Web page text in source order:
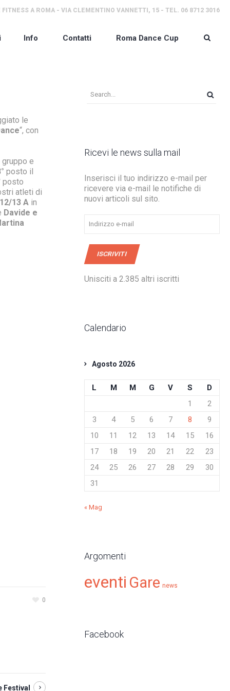
FITNESS A ROMA - VIA CLEMENTINO VANNETTI, 15 - TEL. 06 8712 3016
Info Contatti Roma Dance Cup
le
“, con
e
posto il
posto
atleti di
13 A in
Davide e
0
Festival
Ricevi le news sulla mail
Inserisci il tuo indirizzo e-mail per
ricevere via e-mail le notifiche di
nuovi articoli sul sito.
Indirizzo
e-
ISCRIVITI
Unisciti a 2.385 altri iscritti
Calendario
Agosto 2026
L M M G V S
D
1
2
3
4 5 6 7 8
9
10
11 12 13 14 15
16
17
18 19 20 21 22
23
24
25 26 27 28 29
30
31
« Mag
Argomenti
eventi Gare news
Facebook